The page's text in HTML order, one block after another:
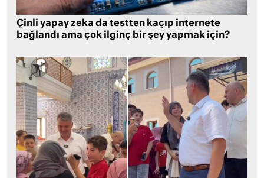
Çinli yapay zeka da testten kaçıp internete
bağlandı ama çok ilginç bir şey yapmak için?